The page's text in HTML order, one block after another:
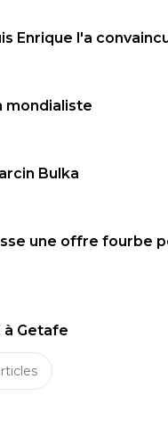
Enrique l'a
mondialiste
Bulka
une offre fourbe
à Getafe